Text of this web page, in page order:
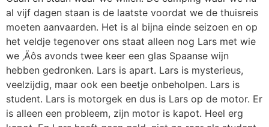
al vijf dagen staan is de laatste voordat we de thuisreis
moeten aanvaarden. Het is al bijna einde seizoen en op
het veldje tegenover ons staat alleen nog Lars met wie
we ‚Äôs avonds twee keer een glas Spaanse wijn
hebben gedronken. Lars is apart. Lars is mysterieus,
veelzijdig, maar ook een beetje onbeholpen. Lars is
student. Lars is motorgek en dus is Lars op de motor. Er
is alleen een probleem, zijn motor is kapot. Heel erg